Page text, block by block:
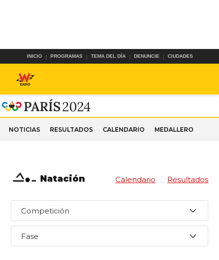
INICIO PROGRAMAS TEMA DEL DÍA DENUNCIE CIUDADES
NOTICIAS RESULTADOS CALENDARIO MEDALLERO
Natación Calendario Resultados
Competición
Fase